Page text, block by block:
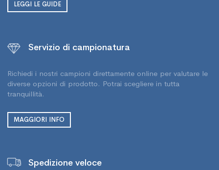
LEGGI LE GUIDE
Servizio di campionatura
Richiedi i nostri campioni direttamente online per valutare le
diverse opzioni di prodotto. Potrai scegliere in tutta
tranquillità.
MAGGIORI INFO
Spedizione veloce